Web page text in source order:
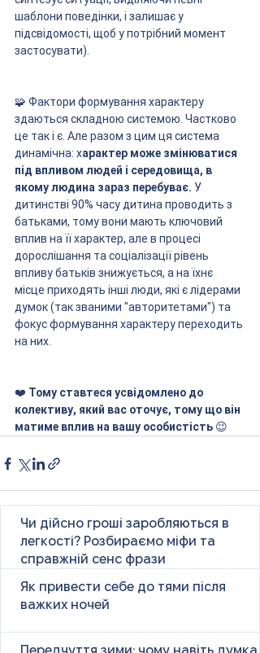
шаблони поведінки, і залишає у
підсвідомості, щоб у потрібний момент
застосувати).
🧩 Фактори формування характеру
здаються складною системою. Частково
це так і є. Але разом з цим ця система
динамічна: характер може змінюватися
під впливом людей і середовища, в
якому людина зараз перебуває. У
дитинстві 90% часу дитина проводить з
батьками, тому вони мають ключовий
вплив на її характер, але в процесі
дорослішання та соціалізації рівень
впливу батьків знижується, а на їхнє
місце приходять інші люди, які є лідерами
думок (так званими "авторитетами") та
фокус формування характеру переходить
на них.
❤️ Тому ставтеся усвідомлено до
колективу, який вас оточує, тому що він
матиме вплив на вашу особистість 😉
Чи дійсно гроші заробляються в
легкості? Розбираємо міфи та
справжній сенс фрази
Як привести себе до тями після
важких ночей